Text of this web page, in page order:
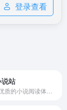
登录查看
站